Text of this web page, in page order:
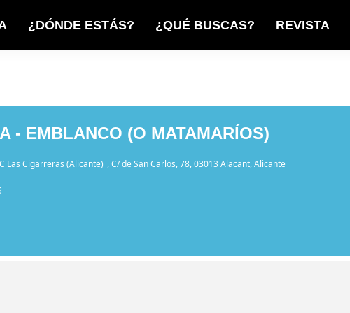
¿DÓNDE ESTÁS? ¿QUÉ BUSCAS? REVISTA
- EMBLANCO (O MATAMARÍOS)
Las Cigarreras (Alicante) , C/ de San Carlos, 78, 03013 Alacant, Alicante